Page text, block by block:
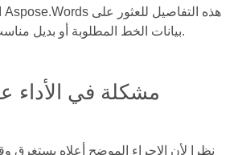
بيانات الخط المطلوبة أو بديل مناسب للخط المطلوب.
مشكلة في الأداء
نظرا لأن الإجراء الموضح أعلاه يستغرق